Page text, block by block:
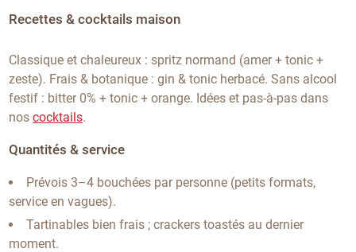
Recettes & cocktails maison
Classique et chaleureux : spritz normand (amer + tonic +
zeste). Frais & botanique : gin & tonic herbacé. Sans alcool
festif : bitter 0% + tonic + orange. Idées et pas-à-pas dans
noscocktails.
Quantités & service
Prévois 3–4 bouchées par personne (petits formats,
service en vagues).
Tartinables bien frais ; crackers toastés au dernier
moment.